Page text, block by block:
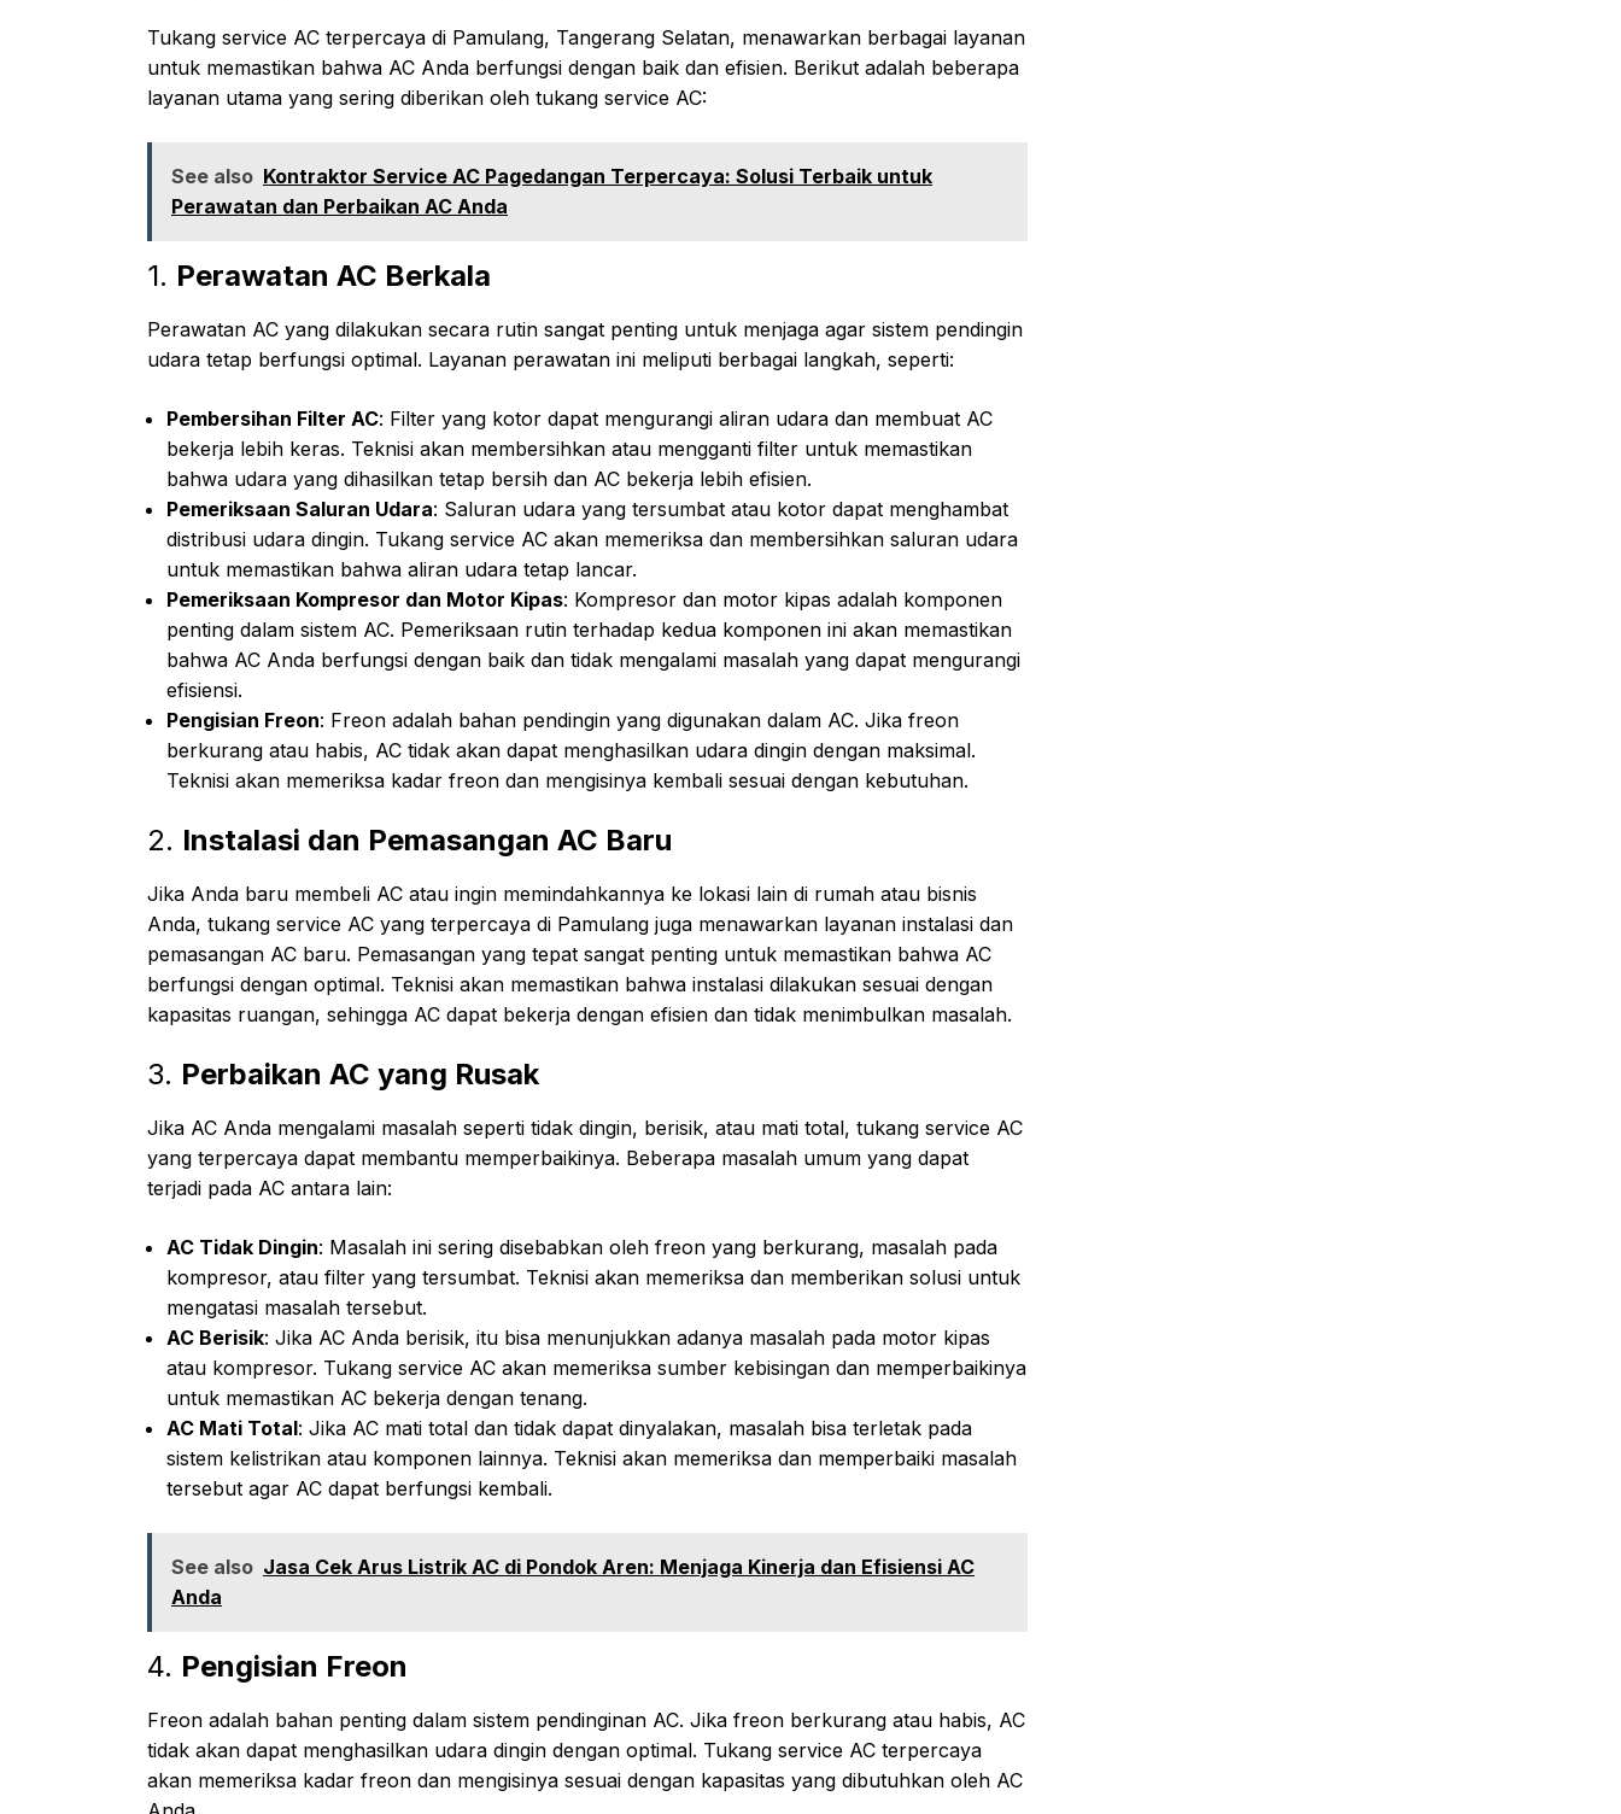
Tukang service AC terpercaya di Pamulang, Tangerang Selatan, menawarkan berbagai layanan
untuk memastikan bahwa AC Anda berfungsi dengan baik dan efisien. Berikut adalah beberapa
layanan utama yang sering diberikan oleh tukang service AC:
See also Kontraktor Service AC Pagedangan Terpercaya: Solusi Terbaik untuk
Perawatan dan Perbaikan AC Anda
1. Perawatan AC Berkala
Perawatan AC yang dilakukan secara rutin sangat penting untuk menjaga agar sistem pendingin
udara tetap berfungsi optimal. Layanan perawatan ini meliputi berbagai langkah, seperti:
Pembersihan Filter AC: Filter yang kotor dapat mengurangi aliran udara dan membuat AC
bekerja lebih keras. Teknisi akan membersihkan atau mengganti filter untuk memastikan
bahwa udara yang dihasilkan tetap bersih dan AC bekerja lebih efisien.
Pemeriksaan Saluran Udara: Saluran udara yang tersumbat atau kotor dapat menghambat
distribusi udara dingin. Tukang service AC akan memeriksa dan membersihkan saluran udara
untuk memastikan bahwa aliran udara tetap lancar.
Pemeriksaan Kompresor dan Motor Kipas: Kompresor dan motor kipas adalah komponen
penting dalam sistem AC. Pemeriksaan rutin terhadap kedua komponen ini akan memastikan
bahwa AC Anda berfungsi dengan baik dan tidak mengalami masalah yang dapat mengurangi
efisiensi.
Pengisian Freon: Freon adalah bahan pendingin yang digunakan dalam AC. Jika freon
berkurang atau habis, AC tidak akan dapat menghasilkan udara dingin dengan maksimal.
Teknisi akan memeriksa kadar freon dan mengisinya kembali sesuai dengan kebutuhan.
2. Instalasi dan Pemasangan AC Baru
Jika Anda baru membeli AC atau ingin memindahkannya ke lokasi lain di rumah atau bisnis
Anda, tukang service AC yang terpercaya di Pamulang juga menawarkan layanan instalasi dan
pemasangan AC baru. Pemasangan yang tepat sangat penting untuk memastikan bahwa AC
berfungsi dengan optimal. Teknisi akan memastikan bahwa instalasi dilakukan sesuai dengan
kapasitas ruangan, sehingga AC dapat bekerja dengan efisien dan tidak menimbulkan masalah.
3. Perbaikan AC yang Rusak
Jika AC Anda mengalami masalah seperti tidak dingin, berisik, atau mati total, tukang service AC
yang terpercaya dapat membantu memperbaikinya. Beberapa masalah umum yang dapat
terjadi pada AC antara lain:
AC Tidak Dingin: Masalah ini sering disebabkan oleh freon yang berkurang, masalah pada
kompresor, atau filter yang tersumbat. Teknisi akan memeriksa dan memberikan solusi untuk
mengatasi masalah tersebut.
AC Berisik: Jika AC Anda berisik, itu bisa menunjukkan adanya masalah pada motor kipas
atau kompresor. Tukang service AC akan memeriksa sumber kebisingan dan memperbaikinya
untuk memastikan AC bekerja dengan tenang.
AC Mati Total: Jika AC mati total dan tidak dapat dinyalakan, masalah bisa terletak pada
sistem kelistrikan atau komponen lainnya. Teknisi akan memeriksa dan memperbaiki masalah
tersebut agar AC dapat berfungsi kembali.
See also Jasa Cek Arus Listrik AC di Pondok Aren: Menjaga Kinerja dan Efisiensi AC
Anda
4. Pengisian Freon
Freon adalah bahan penting dalam sistem pendinginan AC. Jika freon berkurang atau habis, AC
tidak akan dapat menghasilkan udara dingin dengan optimal. Tukang service AC terpercaya
akan memeriksa kadar freon dan mengisinya sesuai dengan kapasitas yang dibutuhkan oleh AC